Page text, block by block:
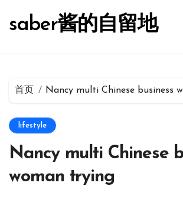
saber酱的自留地
首页 Nancy multi Chinese business
lifestyle
Nancy multi Chinese
woman trying